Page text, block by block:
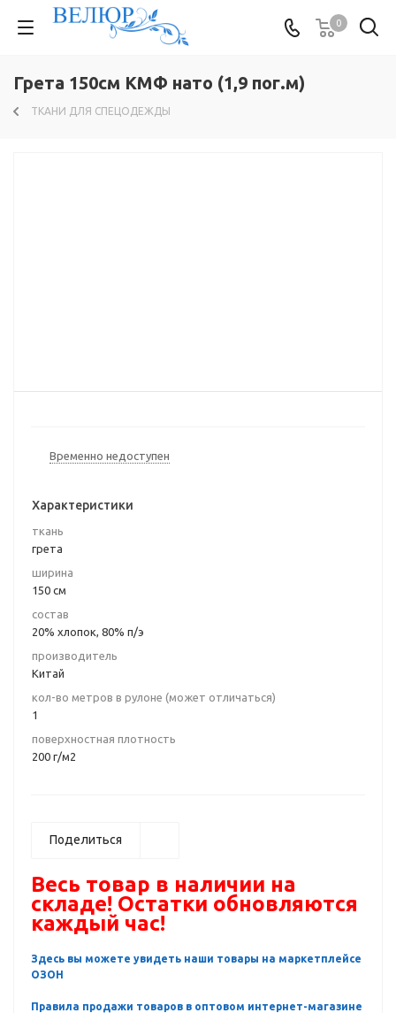
0
Грета 150см КМФ нато (1,9 пог.м)
ТКАНИ ДЛЯ СПЕЦОДЕЖДЫ
Временно недоступен
Характеристики
ткань
грета
ширина
150 см
состав
20% хлопок, 80% п/э
производитель
Китай
кол-во метров в рулоне (может отличаться)
1
поверхностная плотность
200 г/м2
Поделиться
Весь товар в наличии на
складе! Остатки обновляются
каждый час!
Здесь вы можете увидеть наши товары на маркетплейсе
ОЗОН
Правила продажи товаров в оптовом интернет-магазине